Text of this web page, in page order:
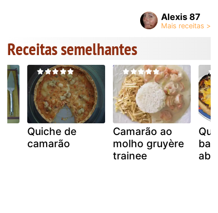
Alexis 87
Receitas semelhantes
Quiche de
camarão
Camarão ao
molho gruyère
trainee